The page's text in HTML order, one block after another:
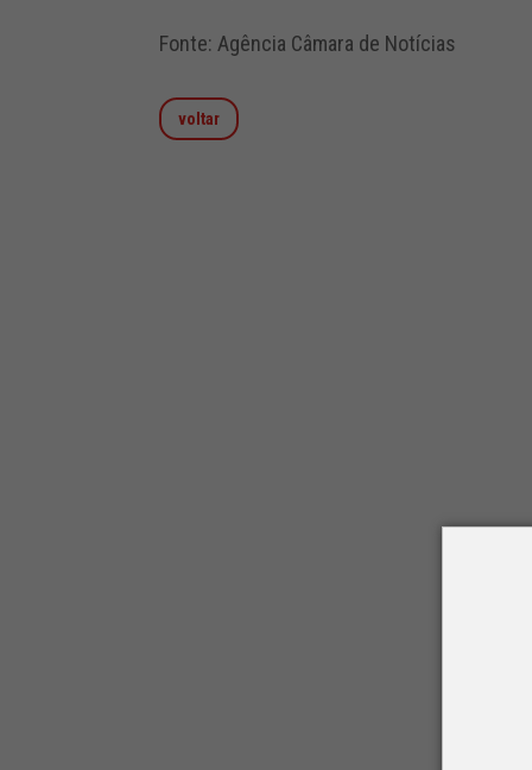
Fonte: Agência Câmara de Notícias
voltar